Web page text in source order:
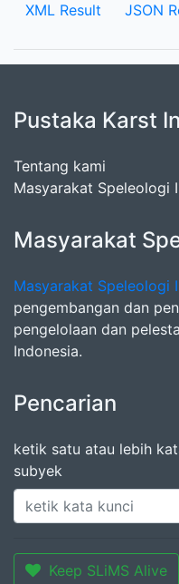
XML Result JSON
Pustaka Karst
Tentang kami
Masyarakat Speleologi
Masyarakat
Masyarakat Speleologi
pengembangan dan
pengelolaan dan
Indonesia.
Pencarian
ketik satu atau lebih
subyek
Keep SLiMS Alive